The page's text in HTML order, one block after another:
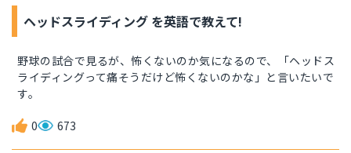
ヘッドスライディング を英語で教えて!
野球の試合で見るが、怖くないのか気になるので、「ヘッドス
ライディングって痛そうだけど怖くないのかな」と言いたいで
す。
0 673